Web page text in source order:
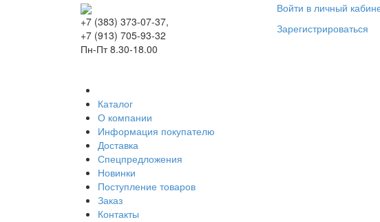
+7 (383) 373-07-37,
+7 (913) 705-93-32
Пн-Пт 8.30-18.00
Войти в личный
Зарегистрироваться
Каталог
О компании
Информация покупателю
Доставка
Спецпредложения
Новинки
Поступление товаров
Заказ
Контакты